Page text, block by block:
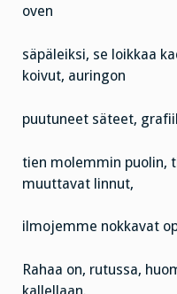
oven
säpäleiksi, se loikkaa
koivut, auringon
puutuneet säteet,
tien molemmin puolin,
muuttavat linnut,
ilmojemme nokkavat
Rahaa on, rutussa,